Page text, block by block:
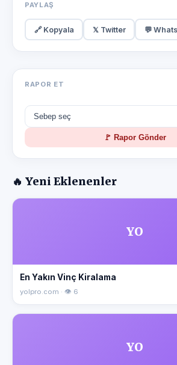
PAYLAŞ
🔗 Kopyala 𝕏 Twitter 💬
RAPOR ET
🚩 Rapor Gönder
🔥 Yeni Eklenenler
YO
En Yakın Vinç Kiralama
yolpro.com · 👁 6
YO